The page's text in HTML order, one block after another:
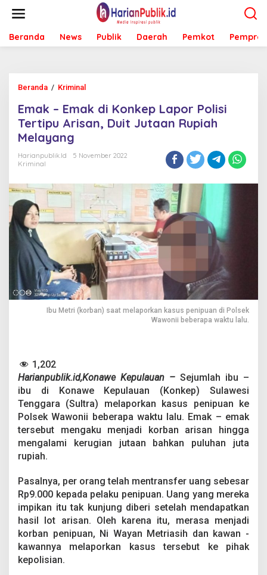
t
Beranda News Publik Daerah Pemkot Pemprov
Beranda / Kriminal
a
k
-
d
K
o
n
k
p
a
p
o
r
i
T
r
t
i
p
i
s
a
n
D
u
Emak – Emak di Konkep Lapor Polisi
Tertipu Arisan, Duit Jutaan Rupiah
Melayang
Harianpublik.id
5 November 2022
Kriminal
Ibu Metri (korban) saat melaporkan kasus penipuan di Polsek
Wawonii beberapa waktu lalu.
1,202
Harianpublik.id,Konawe Kepulauan – Sejumlah ibu –
ibu di Konawe Kepulauan (Konkep) Sulawesi
Tenggara (Sultra) melaporkan kasus penipuan ke
Polsek Wawonii beberapa waktu lalu. Emak – emak
tersebut mengaku menjadi korban arisan hingga
mengalami kerugian jutaan bahkan puluhan juta
rupiah.
Pasalnya, per orang telah mentransfer uang sebesar
Rp9.000 kepada pelaku penipuan. Uang yang mereka
impikan itu tak kunjung diberi setelah mendapatkan
hasil lot arisan. Oleh karena itu, merasa menjadi
korban penipuan, Ni Wayan Metriasih dan kawan -
kawannya melaporkan kasus tersebut ke pihak
kepolisian.